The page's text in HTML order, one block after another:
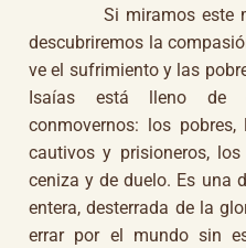
Si miramos este
descubriremos la
ve el sufrimiento y las
Isaías está lleno de
conmovernos: los pobres,
cautivos y prisioneros,
ceniza y de duelo. Es una
entera, desterrada de la
errar por el mundo sin